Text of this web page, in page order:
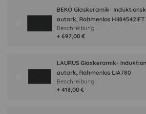
BEKO Glaskeramik-
autark, Rahmenlos HII84542IFT
+ 697,00 €
Beschreibung
LAURUS Glaskeramik-
autark, Rahmenlos LIA780
+ 418,00 €
Beschreibung